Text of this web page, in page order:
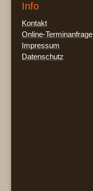
Info
Kontakt
Online-Terminanfrage
Impressum
Datenschutz